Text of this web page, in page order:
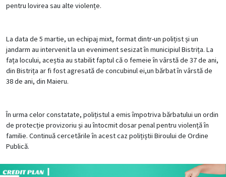
pentru lovirea sau alte violențe.
La data de 5 martie, un echipaj mixt, format dintr-un polițist și un
jandarm au intervenit la un eveniment sesizat în municipiul Bistrița. La
fața locului, aceștia au stabilit faptul că o femeie în vârstă de 37 de ani,
din Bistrița ar fi fost agresată de concubinul ei,un bărbat în vârstă de
38 de ani, din Maieru.
În urma celor constatate, polițistul a emis împotriva bărbatului un ordin
de protecție provizoriu și au întocmit dosar penal pentru violență în
familie. Continuă cercetările în acest caz polițiștii Biroului de Ordine
Publică.